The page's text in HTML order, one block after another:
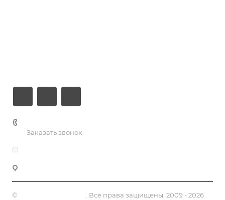
Заказать звонок
© . Все права защищены. 2009 - 2026